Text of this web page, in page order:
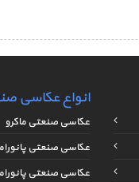
انواع عکاسی
عکاسی صنعتی ماکرو
عکاسی صنعتی
عکاسی صنعتی پانوراما 360